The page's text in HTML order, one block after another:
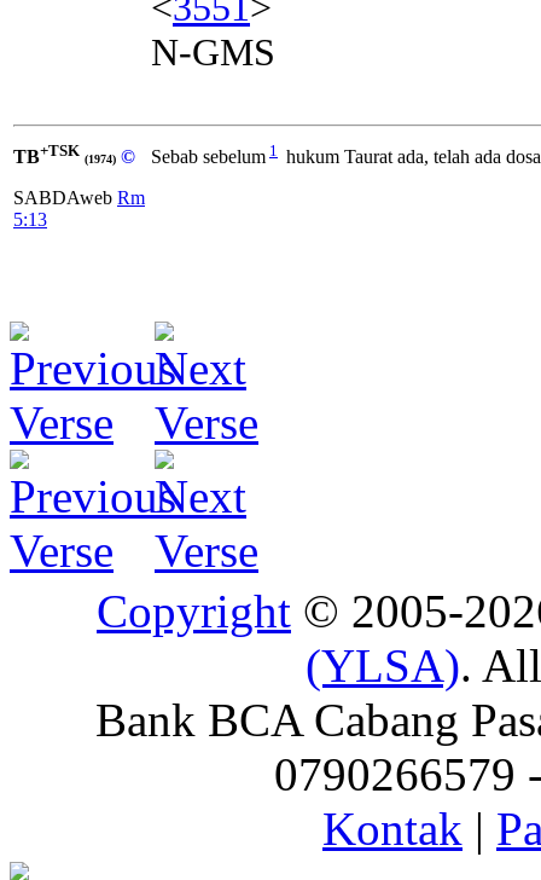
N-GMS
TB+TSK (1974) ©
SABDAweb Rm
5:13
Sebab sebelum 1 hukum Taurat ada, telah ada dosa
Copyright © 2005-
(YLSA).
Bank BCA Cabang
0790266579
Kontak |